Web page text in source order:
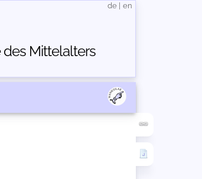
des Mittelalters
de en